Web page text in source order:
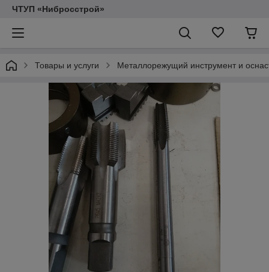
ЧТУП «Нибросстрой»
Товары и услуги Металлорежущий инструмент и